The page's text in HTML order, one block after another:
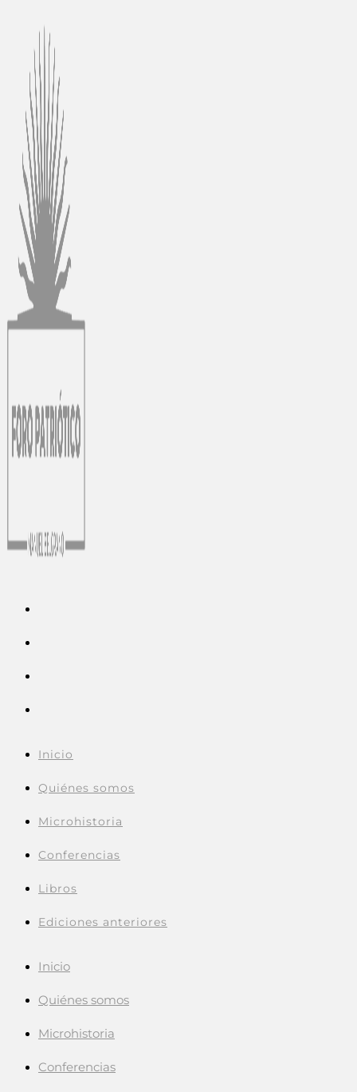
contenido
Inicio
Quiénes somos
Microhistoria
Conferencias
Libros
Ediciones anteriores
Inicio
Quiénes somos
Microhistoria
Conferencias